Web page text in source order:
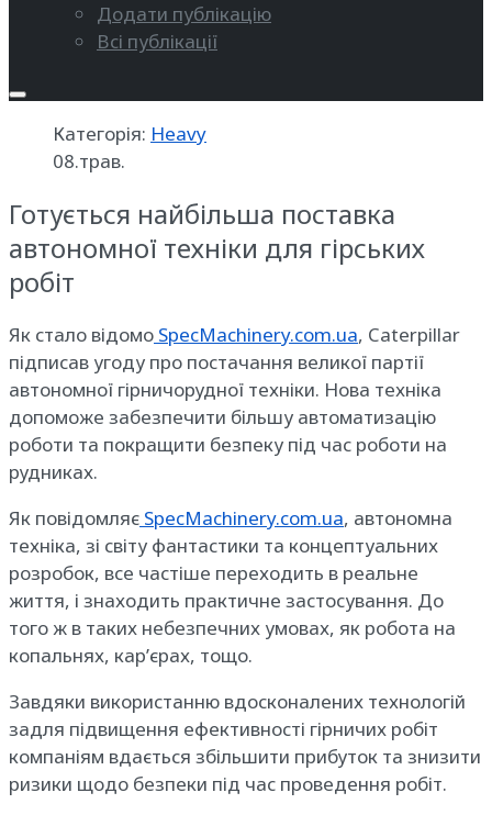
Додати публікацію
Всі публікації
Категорія: Heavy
08.трав.
Готується найбільша поставка
автономної техніки для гірських
робіт
Як стало відомо SpecMachinery.com.ua, Caterpillar
підписав угоду про постачання великої партії
автономної гірничорудної техніки. Нова техніка
допоможе забезпечити більшу автоматизацію
роботи та покращити безпеку під час роботи на
рудниках.
Як повідомляє SpecMachinery.com.ua, автономна
техніка, зі світу фантастики та концептуальних
розробок, все частіше переходить в реальне
життя, і знаходить практичне застосування. До
того ж в таких небезпечних умовах, як робота на
копальнях, кар’єрах, тощо.
Завдяки використанню вдосконалених технологій
задля підвищення ефективності гірничих робіт
компаніям вдається збільшити прибуток та знизити
ризики щодо безпеки під час проведення робіт.